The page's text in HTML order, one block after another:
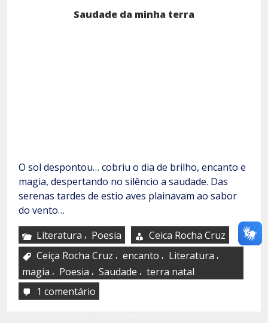
Saudade da minha terra
O sol despontou… cobriu o dia de brilho, encanto e
magia, despertando no silêncio a saudade. Das
serenas tardes de estio aves plainavam ao sabor
do vento…
Literatura , Poesia
Ceica Rocha Cruz
Ceiça Rocha Cruz , encanto , Literatura ,
magia , Poesia , Saudade , terra natal
1 comentário
da